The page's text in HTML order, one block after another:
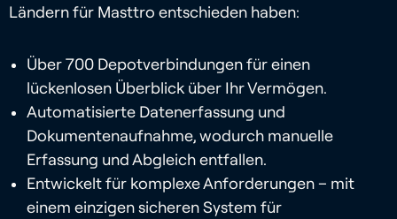
Ländern für Masttro entschieden haben:
Über 700 Depotverbindungen für einen
lückenlosen Überblick über Ihr Vermögen.
Automatisierte Datenerfassung und
Dokumentenaufnahme, wodurch manuelle
Erfassung und Abgleich entfallen.
Entwickelt für komplexe Anforderungen – mit
einem einzigen sicheren System für